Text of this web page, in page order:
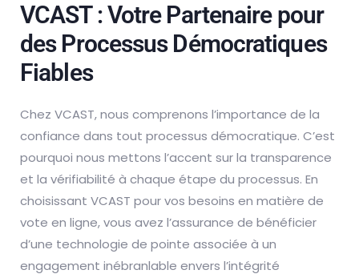
VCAST : Votre Partenaire pour
des Processus Démocratiques
Fiables
Chez VCAST, nous comprenons l’importance de la
confiance dans tout processus démocratique. C’est
pourquoi nous mettons l’accent sur la transparence
et la vérifiabilité à chaque étape du processus. En
choisissant VCAST pour vos besoins en matière de
vote en ligne, vous avez l’assurance de bénéficier
d’une technologie de pointe associée à un
engagement inébranlable envers l’intégrité